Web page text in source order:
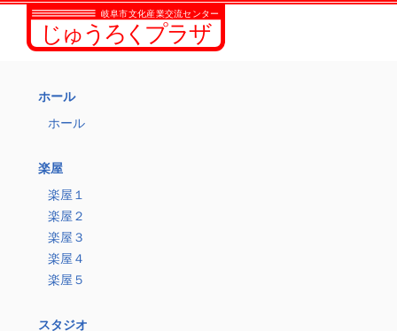
ホール
ホール
楽屋
楽屋１
楽屋２
楽屋３
楽屋４
楽屋５
スタジオ